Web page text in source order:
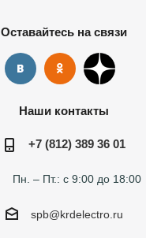
Оставайтесь на связи
Наши контакты
+7 (812) 389 36 01
Пн. – Пт.: с 9:00 до 18:00
spb@krdelectro.ru